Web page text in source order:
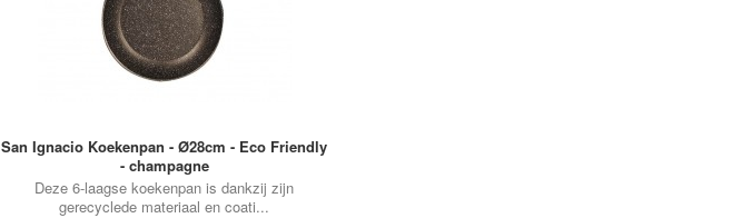
San Ignacio Koekenpan - Ø28cm - Eco Friendly
- champagne
Deze 6-laagse koekenpan is dankzij zijn
gerecyclede materiaal en coati...